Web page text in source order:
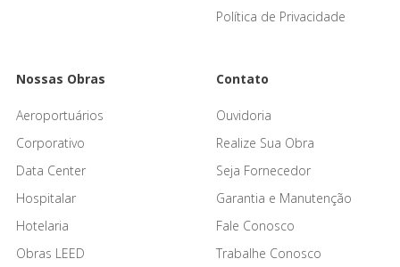
Política de Privacidade
Nossas Obras
Aeroportuários
Corporativo
Data Center
Hospitalar
Hotelaria
Obras LEED
Contato
Ouvidoria
Realize Sua Obra
Seja Fornecedor
Garantia e Manutenção
Fale Conosco
Trabalhe Conosco